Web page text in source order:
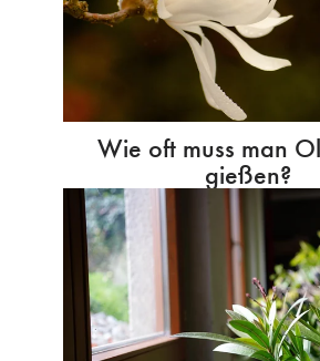
Wie oft muss man
gießen?